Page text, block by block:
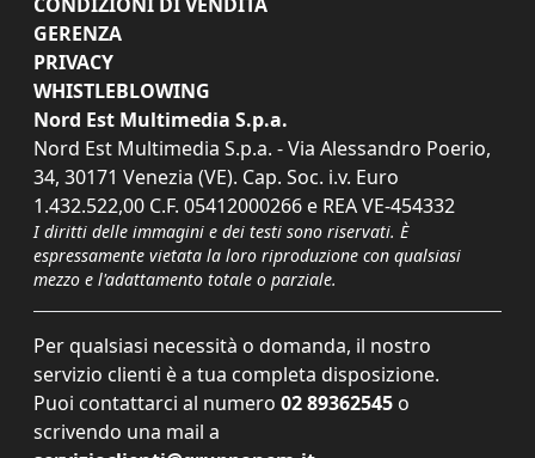
GERENZA
PRIVACY
WHISTLEBLOWING
Nord Est Multimedia S.p.a.
Nord Est Multimedia S.p.a. - Via Alessandro Poerio,
34, 30171 Venezia (VE). Cap. Soc. i.v. Euro
1.432.522,00 C.F. 05412000266 e REA VE-454332
I diritti delle immagini e dei testi sono riservati. È
espressamente vietata la loro riproduzione con qualsiasi
mezzo e l'adattamento totale o parziale.
Per qualsiasi necessità o domanda, il nostro
servizio clienti è a tua completa disposizione.
Puoi contattarci al numero 02 89362545 o
scrivendo una mail a